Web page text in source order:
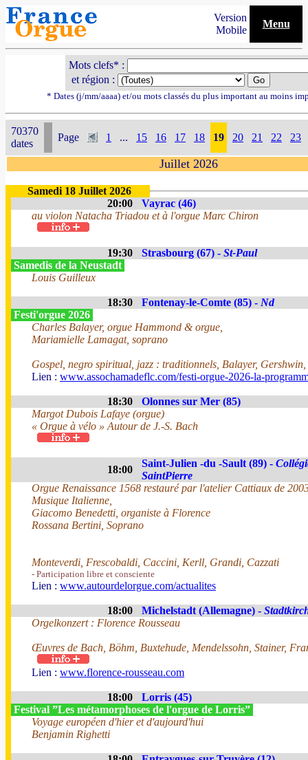
Version
Mobile
Menu
Mots clefs* :
et région :
* Dates (j/mm/aaaa) et/ou mots classés du plus important au moins
70370
dates
Page 1 ... 15 16 17 18 19 20 21 22 23
Juillet 2026
Samedi 18 Juillet 2026
20:00
Vayrac (46)
au violon Natacha Triadou et à l'orgue Marc Chiron
19:30 Strasbourg (67) - St-Paul
Samedis de la Neustadt
Louis Guilleux
18:30 Fontenay-le-Comte (85) - Nd
Festi'orgue 2026
Charles Balayer, orgue Hammond & orgue,
Mariamielle Lamagat, soprano
Gospel, negro spiritual, jazz : traditionnels, Balayer, Gershwin,
Lien : www.assochamadeflc.com/festi-orgue-2026-la-
18:30
Olonnes sur Mer (85)
Margot Dubois Lafaye (orgue)
« Orgue à vélo » Autour de J.-S. Bach
18:00
Saint-Julien -du -Sault (89) -
SaintPierre
Orgue Renaissance 1568 restauré par l'atelier Cattiaux de
Musique Italienne,
Giacomo Benedetti, organiste à Florence
Rossana Bertini, Soprano
Monteverdi, Frescobaldi, Caccini, Kerll, Grandi, Cazzati
- Participation libre et consciente
Lien : www.autourdelorgue.com/actualites
18:00 Michelstadt (Allemagne) -
Orgelkonzert : Florence Rousseau
Œuvres de Bach, Böhm, Buxtehude, Mendelssohn, Stainer,
Lien : www.florence-rousseau.com
18:00
Lorris (45)
Festival ”Les métamorphoses de l'orgue de Lorris”
Voyage européen d'hier et d'aujourd'hui
Benjamin Righetti